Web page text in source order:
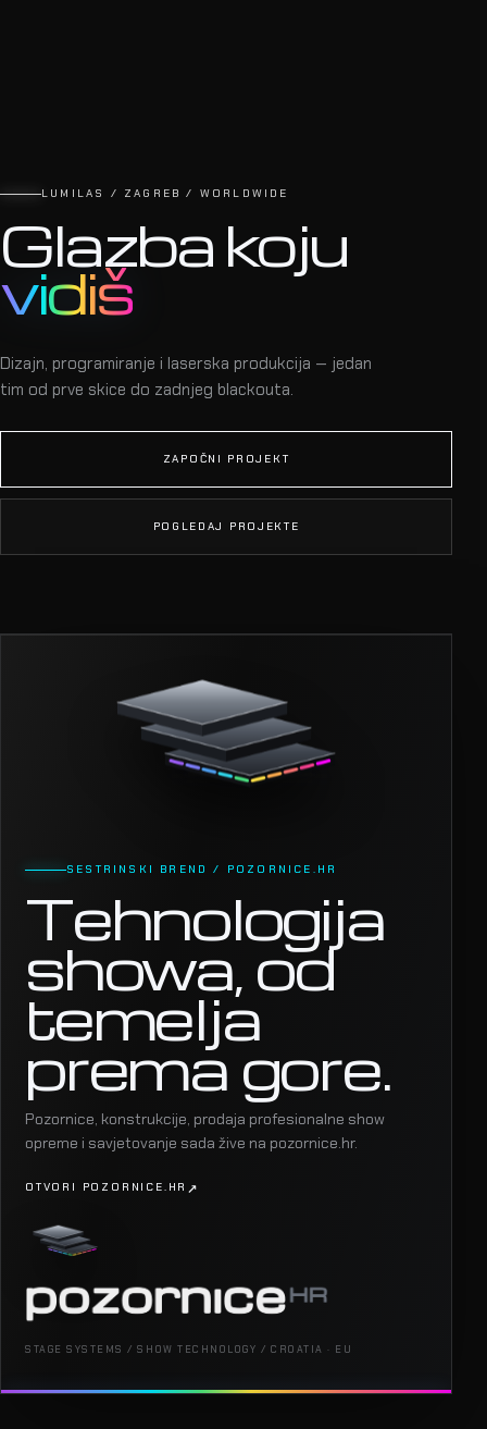
LUMILAS / ZAGREB / WORLDWIDE
Glazba koju
vidiš
Dizajn, programiranje i laserska produkcija — jedan
tim od prve skice do zadnjeg blackouta.
ZAPOČNI PROJEKT
POGLEDAJ PROJEKTE
SESTRINSKI BREND / POZORNICE.HR
Tehnologija
showa, od
temelja
prema gore.
Pozornice, konstrukcije, prodaja profesionalne show
opreme i savjetovanje sada žive na pozornice.hr.
OTVORI POZORNICE.HR
STAGE SYSTEMS / SHOW TECHNOLOGY / CROATIA · EU